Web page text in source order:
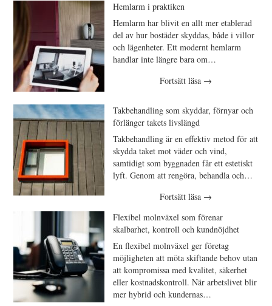
Hemlarm i praktiken
Hemlarm har blivit en allt mer etablerad
del av hur bostäder skyddas, både i villor
och lägenheter. Ett modernt hemlarm
handlar inte längre bara om…
Fortsätt läsa →
Takbehandling som skyddar, förnyar och
förlänger takets livslängd
Takbehandling är en effektiv metod för att
skydda taket mot väder och vind,
samtidigt som byggnaden får ett estetiskt
lyft. Genom att rengöra, behandla och…
Fortsätt läsa →
Flexibel molnväxel som förenar
skalbarhet, kontroll och kundnöjdhet
En flexibel molnväxel ger företag
möjligheten att möta skiftande behov utan
att kompromissa med kvalitet, säkerhet
eller kostnadskontroll. När arbetslivet blir
mer hybrid och kundernas…